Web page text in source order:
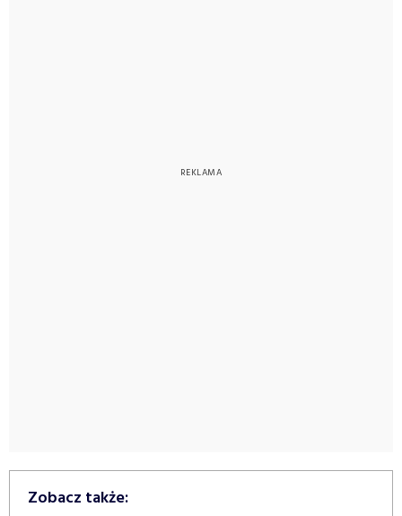
Zobacz także: